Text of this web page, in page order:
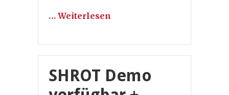
… Weiterlesen
SHROT Demo